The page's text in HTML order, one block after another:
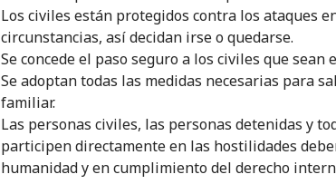
Los civiles están protegidos contra los ataques
circunstancias, así decidan irse o quedarse.
Se concede el paso seguro a los civiles que sean
Se adoptan todas las medidas necesarias para
familiar.
Las personas civiles, las personas detenidas y
participen directamente en las hostilidades
humanidad y en cumplimiento del derecho